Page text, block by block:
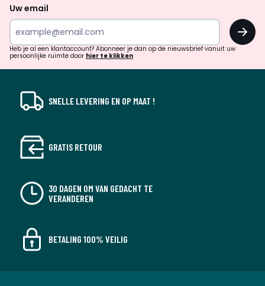
inspiratie
verrassingen?
Uw email
OK
Heb je al een klantaccount? Abonneer je dan op de nieuwsbrief vanuit uw
persoonlijke ruimte door hier te klikken
SNELLE LEVERING EN OP MAAT !
GRATIS RETOUR
30 DAGEN OM VAN GEDACHT TE
VERANDEREN
BETALING 100% VEILIG